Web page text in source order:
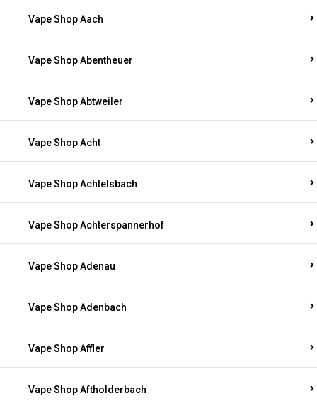
Vape Shop Aach
Vape Shop Abentheuer
Vape Shop Abtweiler
Vape Shop Acht
Vape Shop Achtelsbach
Vape Shop Achterspannerhof
Vape Shop Adenau
Vape Shop Adenbach
Vape Shop Affler
Vape Shop Aftholderbach